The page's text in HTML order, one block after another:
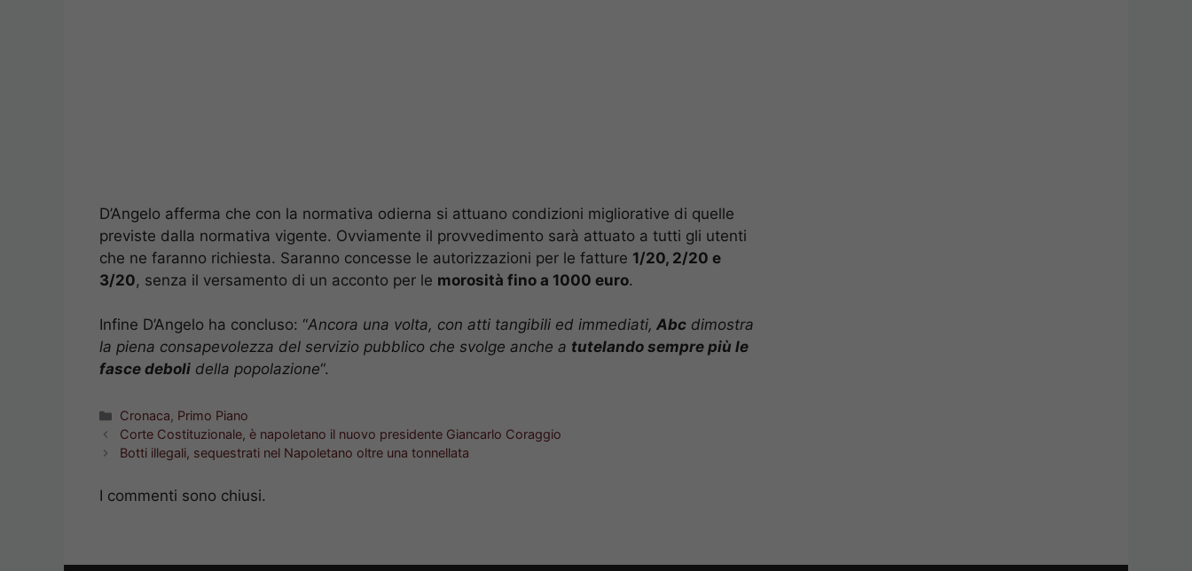
D’Angelo afferma che con la normativa odierna si attuano condizioni migliorative di quelle
previste dalla normativa vigente. Ovviamente il provvedimento sarà attuato a tutti gli utenti
che ne faranno richiesta. Saranno concesse le autorizzazioni per le fatture 1/20, 2/20 e
3/20, senza il versamento di un acconto per le morosità fino a 1000 euro.
Infine D’Angelo ha concluso: “Ancora una volta, con atti tangibili ed immediati, Abc dimostra
la piena consapevolezza del servizio pubblico che svolge anche a tutelando sempre più le
fasce deboli della popolazione“.
Categorie
Cronaca, Primo Piano
Corte Costituzionale, è napoletano il nuovo presidente Giancarlo Coraggio
Botti illegali, sequestrati nel Napoletano oltre una tonnellata
I commenti sono chiusi.